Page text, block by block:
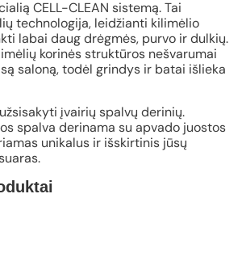
CELL-CLEAN sistemą. Tai
technologija, leidžianti kilimėlio
labai daug drėgmės, purvo ir dulkių.
korinės struktūros nešvarumai
saloną, todėl grindys ir batai išlieka
įvairių spalvų derinių.
spalva derinama su apvado juostos
unikalus ir išskirtinis jūsų